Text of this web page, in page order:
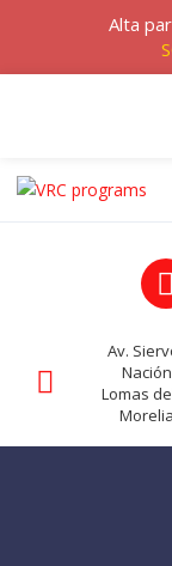
Skip to navigation
Skip to content
La seguridad de su
Av.
Lomas
Alta